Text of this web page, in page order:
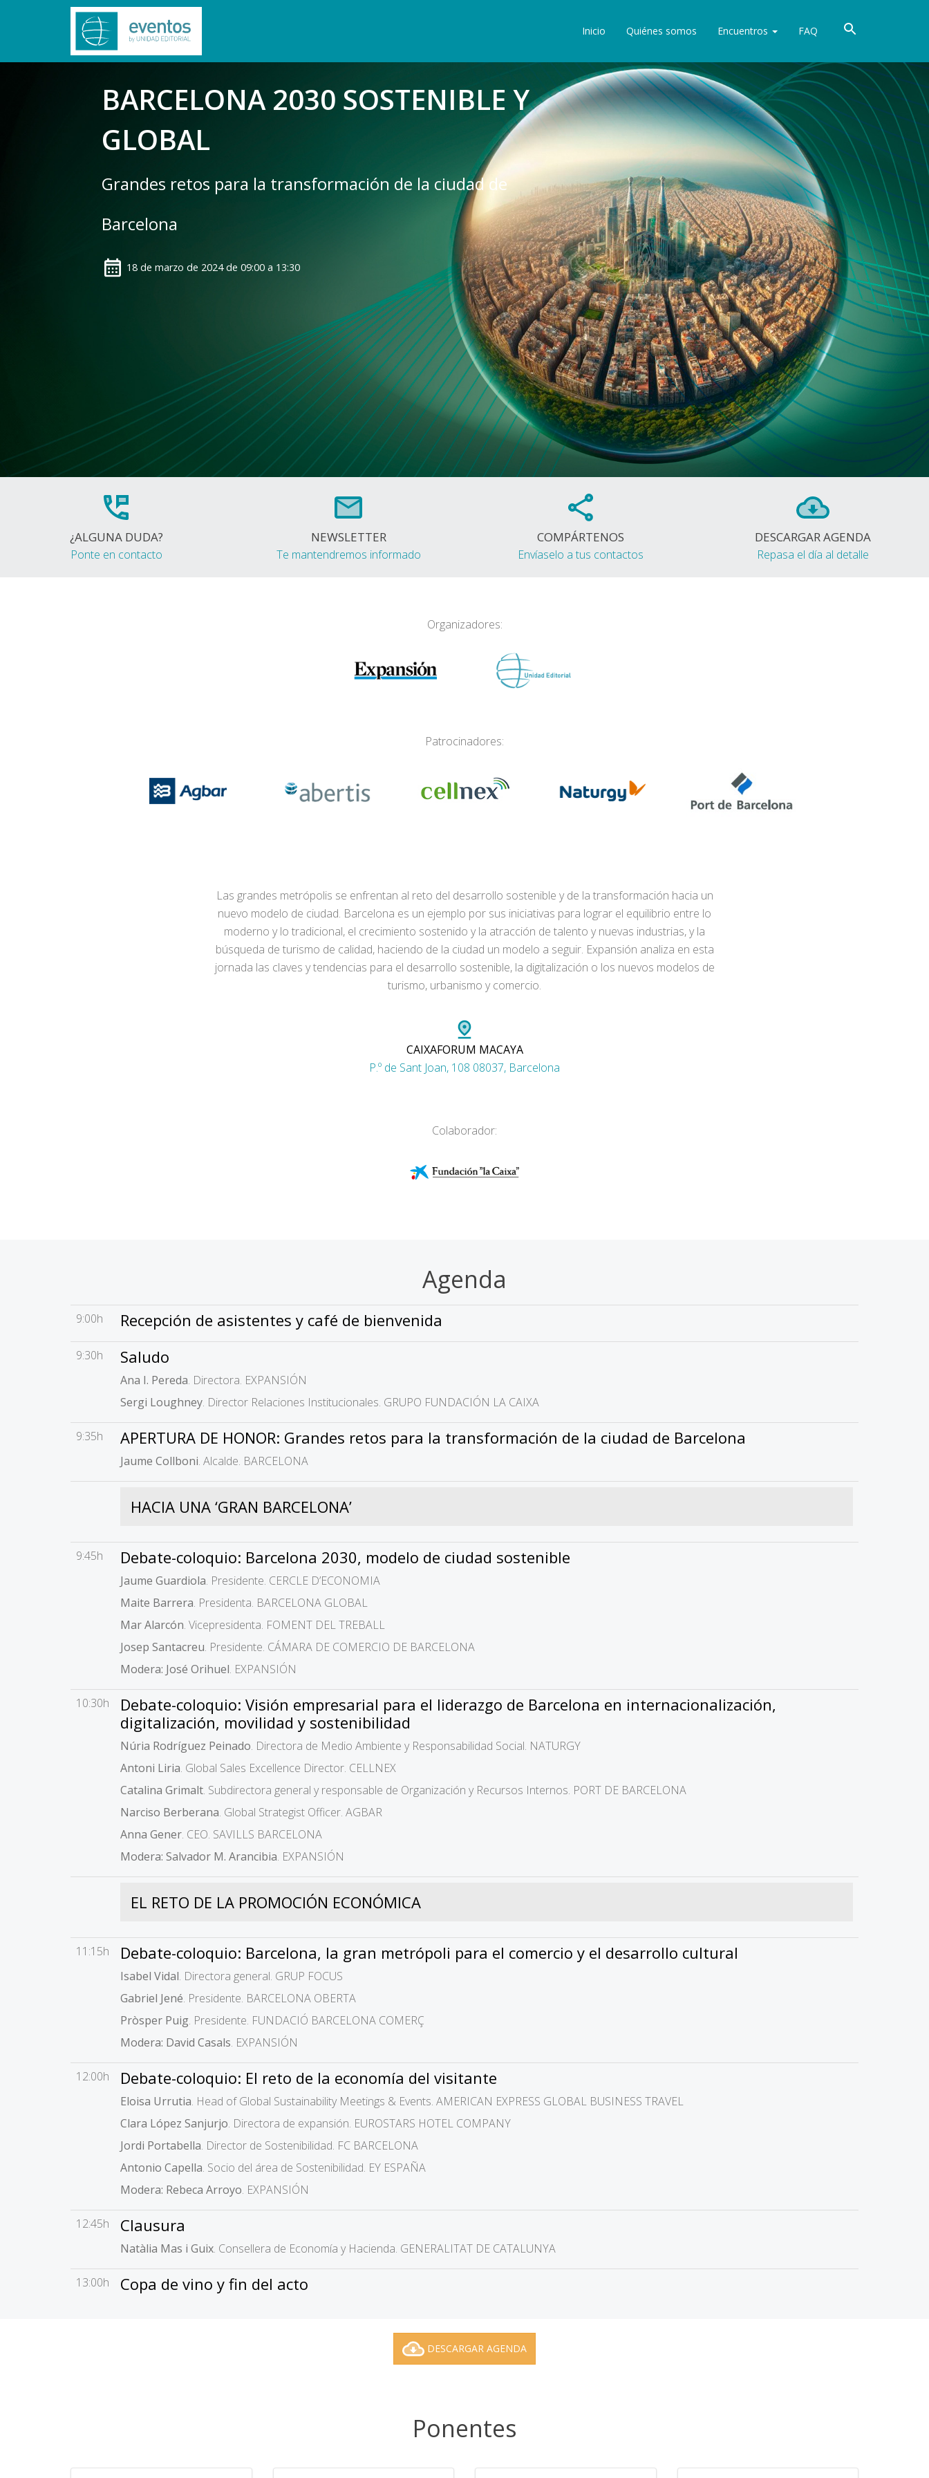
Inicio Quiénes somos Encuentros FAQ
BARCELONA 2030 SOSTENIBLE Y
GLOBAL
Grandes retos para la transformación de la ciudad de
Barcelona
18 de marzo de 2024 de 09:00 a 13:30
¿ALGUNA DUDA?
Ponte en contacto
NEWSLETTER
Te mantendremos informado
COMPÁRTENOS
Envíaselo a tus contactos
DESCARGAR AGENDA
Repasa el día al detalle
Organizadores:
Patrocinadores:
Las grandes metrópolis se enfrentan al reto del desarrollo sostenible y de la transformación hacia un
nuevo modelo de ciudad. Barcelona es un ejemplo por sus iniciativas para lograr el equilibrio entre lo
moderno y lo tradicional, el crecimiento sostenido y la atracción de talento y nuevas industrias, y la
búsqueda de turismo de calidad, haciendo de la ciudad un modelo a seguir. Expansión analiza en esta
jornada las claves y tendencias para el desarrollo sostenible, la digitalización o los nuevos modelos de
turismo, urbanismo y comercio.
CAIXAFORUM MACAYA
P.º de Sant Joan, 108 08037, Barcelona
Colaborador:
Agenda
9:00h Recepción de asistentes y café de bienvenida
9:30h Saludo
Ana I. Pereda. Directora. EXPANSIÓN
Sergi Loughney. Director Relaciones Institucionales. GRUPO FUNDACIÓN LA CAIXA
9:35h APERTURA DE HONOR: Grandes retos para la transformación de la ciudad de Barcelona
Jaume Collboni. Alcalde. BARCELONA
HACIA UNA ‘GRAN BARCELONA’
9:45h Debate-coloquio: Barcelona 2030, modelo de ciudad sostenible
Jaume Guardiola. Presidente. CERCLE D’ECONOMIA
Maite Barrera. Presidenta. BARCELONA GLOBAL
Mar Alarcón. Vicepresidenta. FOMENT DEL TREBALL
Josep Santacreu. Presidente. CÁMARA DE COMERCIO DE BARCELONA
Modera: José Orihuel. EXPANSIÓN
10:30h
Debate-coloquio: Visión empresarial para el liderazgo de Barcelona en internacionalización,
digitalización, movilidad y sostenibilidad
Núria Rodríguez Peinado. Directora de Medio Ambiente y Responsabilidad Social. NATURGY
Antoni Liria. Global Sales Excellence Director. CELLNEX
Catalina Grimalt. Subdirectora general y responsable de Organización y Recursos Internos. PORT DE BARCELONA
Narciso Berberana. Global Strategist Officer. AGBAR
Anna Gener. CEO. SAVILLS BARCELONA
Modera: Salvador M. Arancibia. EXPANSIÓN
EL RETO DE LA PROMOCIÓN ECONÓMICA
11:15h Debate-coloquio: Barcelona, la gran metrópoli para el comercio y el desarrollo cultural
Isabel Vidal. Directora general. GRUP FOCUS
Gabriel Jené. Presidente. BARCELONA OBERTA
Pròsper Puig. Presidente. FUNDACIÓ BARCELONA COMERÇ
Modera: David Casals. EXPANSIÓN
12:00h Debate-coloquio: El reto de la economía del visitante
Eloisa Urrutia. Head of Global Sustainability Meetings & Events. AMERICAN EXPRESS GLOBAL BUSINESS TRAVEL
Clara López Sanjurjo. Directora de expansión. EUROSTARS HOTEL COMPANY
Jordi Portabella. Director de Sostenibilidad. FC BARCELONA
Antonio Capella. Socio del área de Sostenibilidad. EY ESPAÑA
Modera: Rebeca Arroyo. EXPANSIÓN
12:45h Clausura
Natàlia Mas i Guix. Consellera de Economía y Hacienda. GENERALITAT DE CATALUNYA
13:00h Copa de vino y fin del acto
DESCARGAR AGENDA
Ponentes